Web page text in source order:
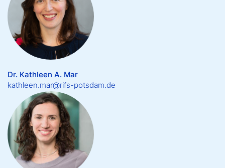
Dr. Kathleen A. Mar
kathleen.mar@rifs-potsdam.de